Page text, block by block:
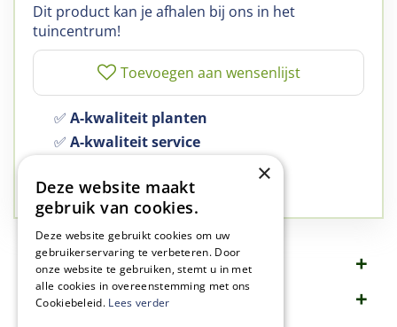
Dit product kan je afhalen bij ons in het
tuincentrum!
✅ A-kwaliteit planten
✅ A-kwaliteit service
✅Groen, dat is wat we doen
Omschrijving
Specificaties
×
Deze website maakt
gebruik van cookies.
Deze website gebruikt cookies om uw
gebruikerservaring te verbeteren. Door
onze website te gebruiken, stemt u in met
alle cookies in overeenstemming met ons
Cookiebeleid. Lees verder